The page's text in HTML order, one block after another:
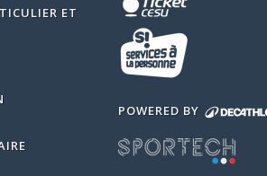
ET
POWERED BY